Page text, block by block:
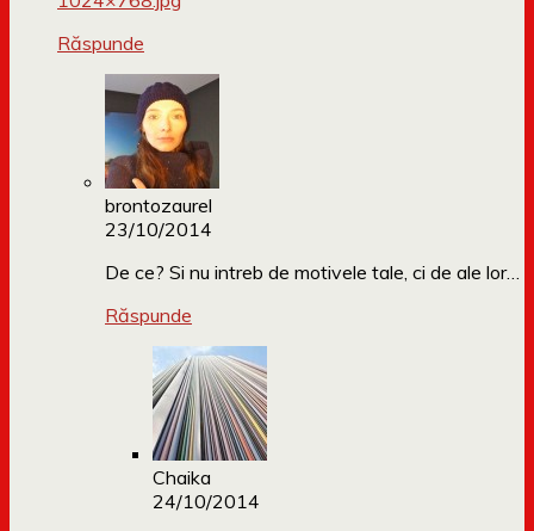
Răspunde
brontozaurel
23/10/2014
De ce? Si nu intreb de motivele tale, ci de ale lor…
Răspunde
Chaika
24/10/2014